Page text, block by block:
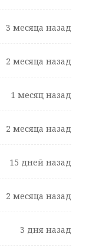
3 месяца назад
2 месяца назад
1 месяц назад
2 месяца назад
15 дней назад
2 месяца назад
3 дня назад